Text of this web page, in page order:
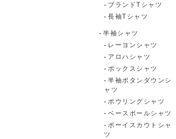
ブランドTシャツ
長袖Tシャツ
半袖シャツ
レーヨンシャツ
アロハシャツ
ボックスシャツ
半袖ボタンダウンシ
ャツ
ボウリングシャツ
ベースボールシャツ
ボーイスカウトシャ
ツ